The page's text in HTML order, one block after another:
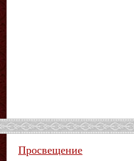
Просвещение